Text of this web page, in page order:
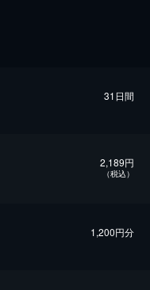
31日間
2,189円
（税込）
1,200円分